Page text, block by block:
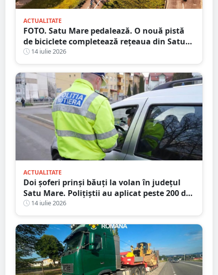
ACTUALITATE
FOTO. Satu Mare pedalează. O nouă pistă
de biciclete completează rețeaua din Satu
Mare
14 iulie 2026
ACTUALITATE
Doi șoferi prinși băuți la volan în județul
Satu Mare. Polițiștii au aplicat peste 200 de
amenzi într-o singură zi
14 iulie 2026